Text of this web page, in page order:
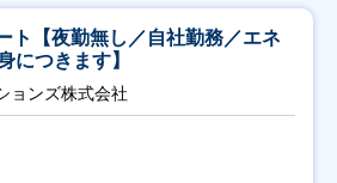
ト【夜勤無し／自社勤務／エネ
につきます】
ョンズ株式会社